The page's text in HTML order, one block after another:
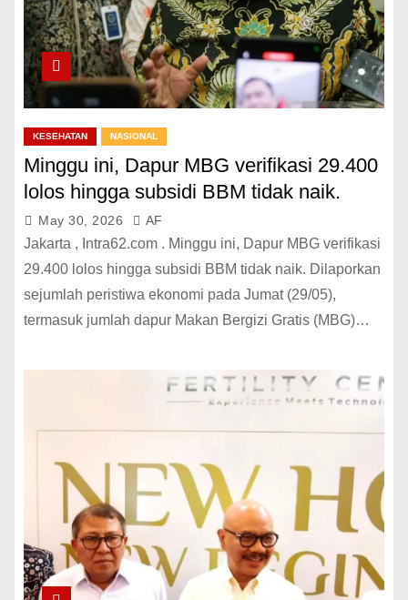
KESEHATAN NASIONAL
Minggu ini, Dapur MBG verifikasi 29.400
lolos hingga subsidi BBM tidak naik.
May 30, 2026 AF
Jakarta , Intra62.com . Minggu ini, Dapur MBG verifikasi
29.400 lolos hingga subsidi BBM tidak naik. Dilaporkan
sejumlah peristiwa ekonomi pada Jumat (29/05),
termasuk jumlah dapur Makan Bergizi Gratis (MBG)…